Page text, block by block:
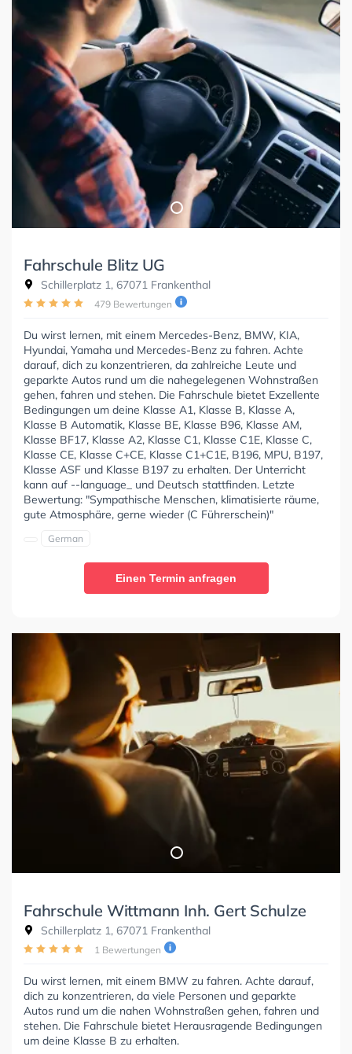
Fahrschule Blitz UG
Schillerplatz 1, 67071 Frankenthal
479 Bewertungen
Du wirst lernen, mit einem Mercedes-Benz, BMW, KIA,
Hyundai, Yamaha und Mercedes-Benz zu fahren. Achte
darauf, dich zu konzentrieren, da zahlreiche Leute und
geparkte Autos rund um die nahegelegenen Wohnstraßen
gehen, fahren und stehen. Die Fahrschule bietet Exzellente
Bedingungen um deine Klasse A1, Klasse B, Klasse A,
Klasse B Automatik, Klasse BE, Klasse B96, Klasse AM,
Klasse BF17, Klasse A2, Klasse C1, Klasse C1E, Klasse C,
Klasse CE, Klasse C+CE, Klasse C1+C1E, B196, MPU, B197,
Klasse ASF und Klasse B197 zu erhalten. Der Unterricht
kann auf --language_ und Deutsch stattfinden. Letzte
Bewertung: "Sympathische Menschen, klimatisierte räume,
gute Atmosphäre, gerne wieder (C Führerschein)"
German
Einen Termin anfragen
Fahrschule Wittmann Inh. Gert Schulze
Schillerplatz 1, 67071 Frankenthal
1 Bewertungen
Du wirst lernen, mit einem BMW zu fahren. Achte darauf,
dich zu konzentrieren, da viele Personen und geparkte
Autos rund um die nahen Wohnstraßen gehen, fahren und
stehen. Die Fahrschule bietet Herausragende Bedingungen
um deine Klasse B zu erhalten.